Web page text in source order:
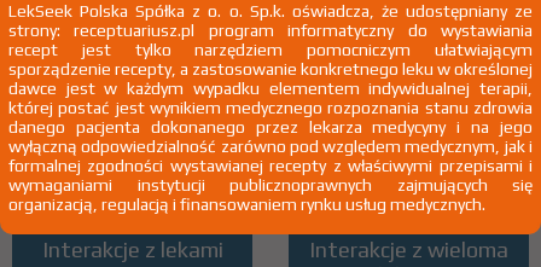
Wszystkie dawki leku
Interakcje z lekami
ATC
Interakcje z wieloma
LekSeek Polska Spółka z o. o. Sp.k. oświadcza, że udostępniany ze
strony: receptuariusz.pl program informatyczny do wystawiania
recept jest tylko narzędziem pomocniczym ułatwiającym
sporządzenie recepty, a zastosowanie konkretnego leku w określonej
dawce jest w każdym wypadku elementem indywidualnej terapii,
której postać jest wynikiem medycznego rozpoznania stanu zdrowia
danego pacjenta dokonanego przez lekarza medycyny i na jego
wyłączną odpowiedzialność zarówno pod względem medycznym, jak i
formalnej zgodności wystawianej recepty z właściwymi przepisami i
wymaganiami instytucji publicznoprawnych zajmujących się
organizacją, regulacją i finansowaniem rynku usług medycznych.